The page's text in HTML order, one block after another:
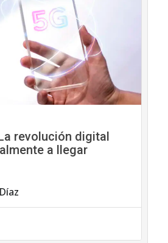
revolución digital
a llegar